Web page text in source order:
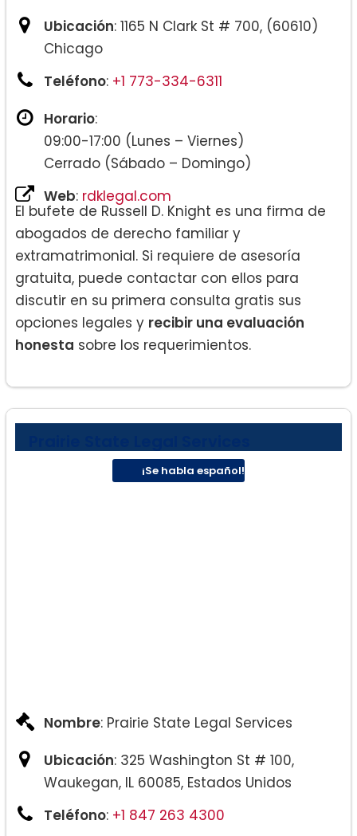
Ubicación: 1165 N Clark St # 700, (60610)
Chicago
Teléfono: +1 773-334-6311
Horario:
09:00-17:00 (Lunes – Viernes)
Cerrado (Sábado – Domingo)
Web: rdklegal.com
El bufete de Russell D. Knight es una firma de
abogados de derecho familiar y
extramatrimonial. Si requiere de asesoría
gratuita, puede contactar con ellos para
discutir en su primera consulta gratis sus
opciones legales y recibir una evaluación
honesta sobre los requerimientos.
¡Se habla español!
Nombre: Prairie State Legal Services
Ubicación: 325 Washington St # 100,
Waukegan, IL 60085, Estados Unidos
Teléfono: +1 847 263 4300